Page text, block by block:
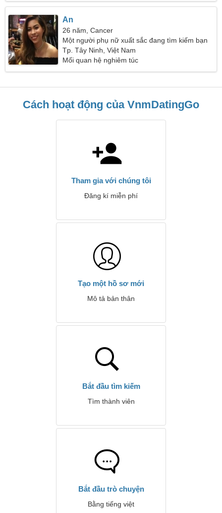
An
26 năm, Cancer
Một người phụ nữ xuất sắc đang tìm kiếm bạn
bè
Tp. Tây Ninh, Việt Nam
Mối quan hệ nghiêm túc
Cách hoạt động của VnmDatingGo
Tham gia với chúng tôi
Đăng kí miễn phí
Tạo một hồ sơ mới
Mô tả bản thân
Bắt đầu tìm kiếm
Tìm thành viên
Bắt đầu trò chuyện
Bằng tiếng việt